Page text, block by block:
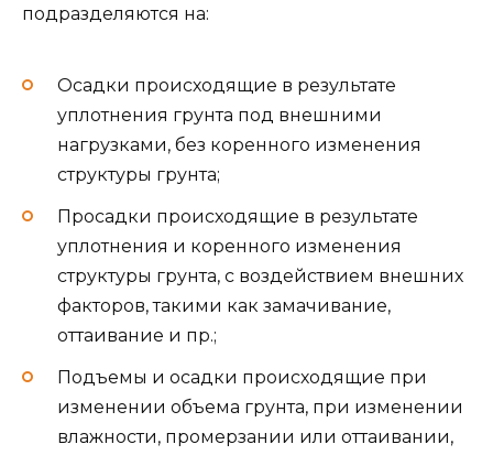
подразделяются на:
Осадки происходящие в результате
уплотнения грунта под внешними
нагрузками, без коренного изменения
структуры грунта;
Просадки происходящие в результате
уплотнения и коренного изменения
структуры грунта, с воздействием внешних
факторов, такими как замачивание,
оттаивание и пр.;
Подъемы и осадки происходящие при
изменении объема грунта, при изменении
влажности, промерзании или оттаивании,